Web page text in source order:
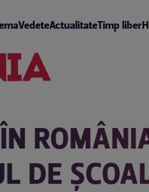
VedeteActualitateTimp liber
DE